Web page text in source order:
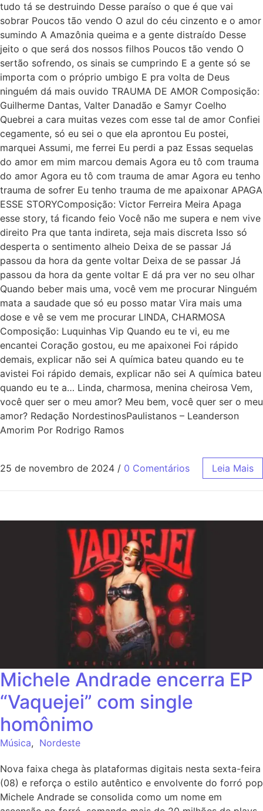
tudo tá se destruindo Desse paraíso o que é que vai
sobrar Poucos tão vendo O azul do céu cinzento e o amor
sumindo A Amazônia queima e a gente distraído Desse
jeito o que será dos nossos filhos Poucos tão vendo O
sertão sofrendo, os sinais se cumprindo E a gente só se
importa com o próprio umbigo E pra volta de Deus
ninguém dá mais ouvido TRAUMA DE AMOR Composição:
Guilherme Dantas, Valter Danadão e Samyr Coelho
Quebrei a cara muitas vezes com esse tal de amor Confiei
cegamente, só eu sei o que ela aprontou Eu postei,
marquei Assumi, me ferrei Eu perdi a paz Essas sequelas
do amor em mim marcou demais Agora eu tô com trauma
do amor Agora eu tô com trauma de amar Agora eu tenho
trauma de sofrer Eu tenho trauma de me apaixonar APAGA
ESSE STORYComposição: Victor Ferreira Meira Apaga
esse story, tá ficando feio Você não me supera e nem vive
direito Pra que tanta indireta, seja mais discreta Isso só
desperta o sentimento alheio Deixa de se passar Já
passou da hora da gente voltar Deixa de se passar Já
passou da hora da gente voltar E dá pra ver no seu olhar
Quando beber mais uma, você vem me procurar Ninguém
mata a saudade que só eu posso matar Vira mais uma
dose e vê se vеm me procurar LINDA, CHARMOSA
Composição: Luquinhas Vip Quando eu te vi, eu me
encantei Coração gostou, eu me apaixonei Foi rápido
demais, explicar não sei A química bateu quando eu te
avistei Foi rápido demais, explicar não sei A química bateu
quando eu te a… Linda, charmosa, menina cheirosa Vem,
você quer ser o meu amor? Meu bem, você quer ser o meu
amor? Redação NordestinosPaulistanos – Leanderson
Amorim Por Rodrigo Ramos
25 de novembro de 2024 / 0 Comentários Leia Mais
Michele Andrade encerra EP
“Vaquejei” com single
homônimo
Música, Nordeste
Nova faixa chega às plataformas digitais nesta sexta-feira
(08) e reforça o estilo autêntico e envolvente do forró pop
Michele Andrade se consolida como um nome em